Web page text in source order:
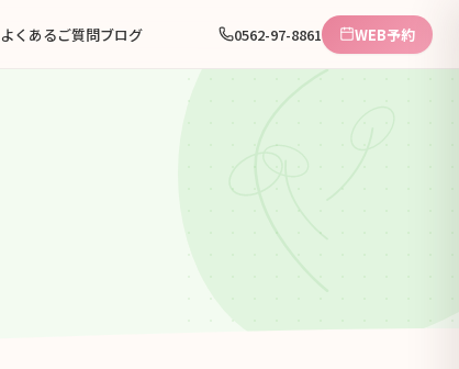
よくあるご質問ブログ 0562-97-8861 WEB予約